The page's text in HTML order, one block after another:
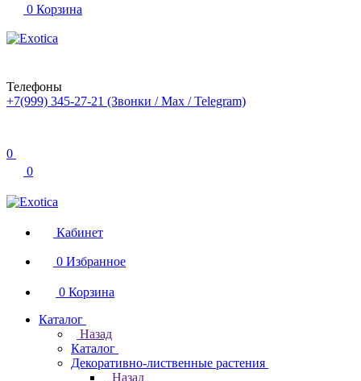
0 Корзина
Телефоны
+7(999) 345-27-21 (Звонки / Max / Telegram)
0
0
Кабинет
0 Избранное
0 Корзина
Каталог
Назад
Каталог
Декоративно-лиственные растения
Назад